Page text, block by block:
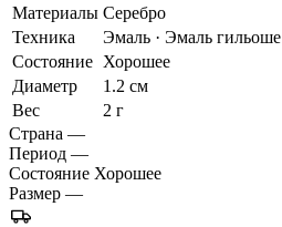
Материалы Серебро
Техника
Эмаль · Эмаль гильоше
Состояние Хорошее
Диаметр
1.2 см
Вес
2 г
Страна —
Период —
Состояние Хорошее
Размер —